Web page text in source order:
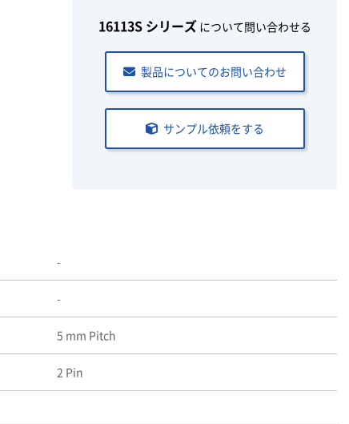
16113S シリーズについて問い合わせる
製品についてのお問い合わせ
サンプル依頼をする
-
-
5 mm Pitch
2 Pin